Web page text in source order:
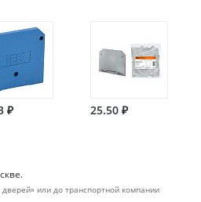
₽ 25.50 ₽
или до транспортной компании